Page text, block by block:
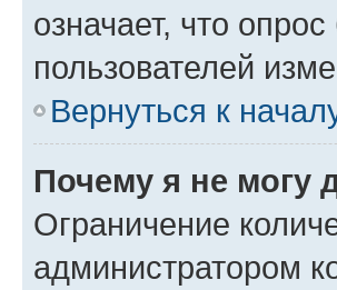
означает, что
пользователей
Вернуться к
Почему я не могу
Ограничение
администратором